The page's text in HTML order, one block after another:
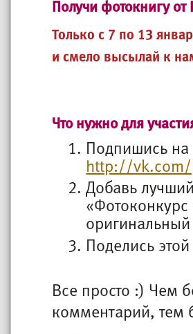
Получи фотокнигу
Только с 7 по 13
и смело высылай к
Что нужно для
Подпишись
http://
Добавь
«Фотоконкурс
Поделись
Все просто :) Чем
комментарий, тем